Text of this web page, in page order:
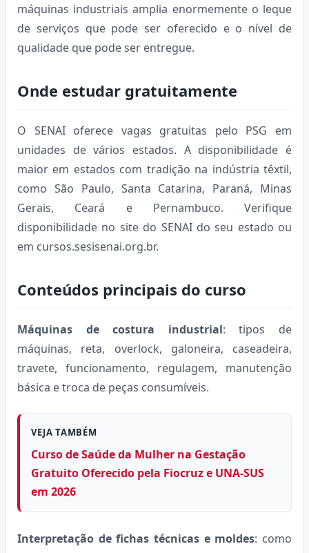
máquinas industriais amplia enormemente o leque
de serviços que pode ser oferecido e o nível de
qualidade que pode ser entregue.
Onde estudar gratuitamente
O SENAI oferece vagas gratuitas pelo PSG em
unidades de vários estados. A disponibilidade é
maior em estados com tradição na indústria têxtil,
como São Paulo, Santa Catarina, Paraná, Minas
Gerais, Ceará e Pernambuco. Verifique
disponibilidade no site do SENAI do seu estado ou
em cursos.sesisenai.org.br.
Conteúdos principais do curso
Máquinas de costura industrial: tipos de
máquinas, reta, overlock, galoneira, caseadeira,
travete, funcionamento, regulagem, manutenção
básica e troca de peças consumíveis.
VEJA TAMBÉM
Curso de Saúde da Mulher na Gestação
Gratuito Oferecido pela Fiocruz e UNA-SUS
em 2026
Interpretação de fichas técnicas e moldes: como